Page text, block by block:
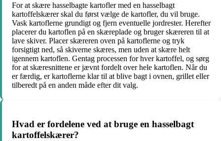
For at skære hasselbagte kartofler med en hasselbagt
kartoffelskærer skal du først vælge de kartofler, du vil bruge.
Vask kartoflerne grundigt og fjern eventuelle jordrester. Herefter
placerer du kartoflen på en skæreplade og bruger skæreren til at
lave skiver. Placer skæreren oven på kartoflerne og tryk
forsigtigt ned, så skiverne skæres, men uden at skære helt
igennem kartoflen. Gentag processen for hver kartoffel, og sørg
for at skæresnittene er jævnt fordelt over hele kartoflen. Når du
er færdig, er kartoflerne klar til at blive bagt i ovnen, grillet eller
tilberedt på en anden måde efter dit valg.
Hvad er fordelene ved at bruge en hasselbagt
kartoffelskærer?